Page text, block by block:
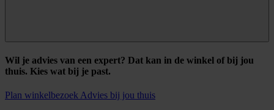
Wil je advies van een expert? Dat kan in de winkel of bij jou
thuis. Kies wat bij je past.
Plan winkelbezoek Advies bij jou thuis